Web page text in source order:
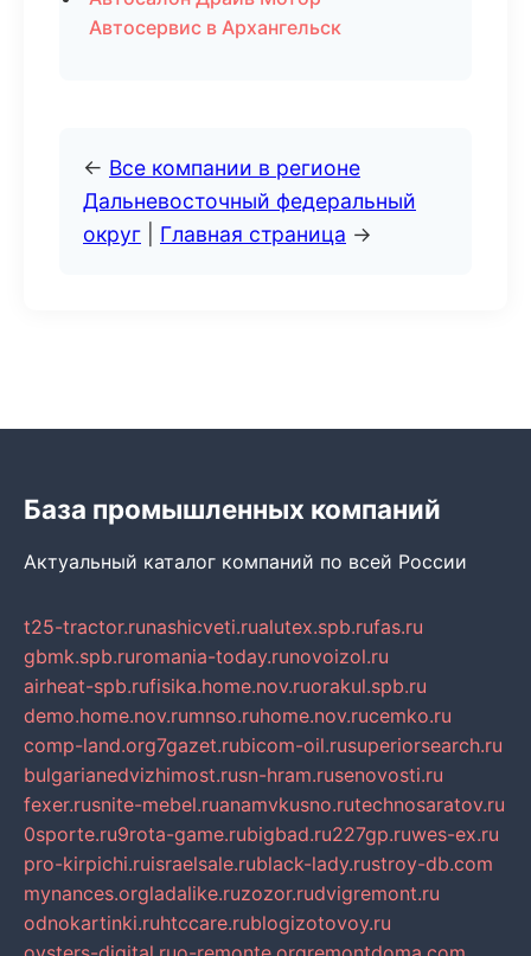
Автосервис в Архангельск
← Все компании в регионе
Дальневосточный федеральный
округ
Главная страница →
База промышленных компаний
Актуальный каталог компаний по всей России
t25-tractor.runashicveti.rualutex.spb.rufas.ru
gbmk.spb.ruromania-today.runovoizol.ru
airheat-spb.rufisika.home.nov.ruorakul.spb.ru
demo.home.nov.rumnso.ruhome.nov.rucemko.ru
comp-land.org7gazet.rubicom-oil.rusuperiorsearch.ru
bulgarianedvizhimost.rusn-hram.rusenovosti.ru
fexer.rusnite-mebel.ruanamvkusno.rutechnosaratov.ru
0sporte.ru9rota-game.rubigbad.ru227gp.ruwes-ex.ru
pro-kirpichi.ruisraelsale.rublack-lady.rustroy-db.com
mynances.orgladalike.ruzozor.rudvigremont.ru
odnokartinki.ruhtccare.rublogizotovoy.ru